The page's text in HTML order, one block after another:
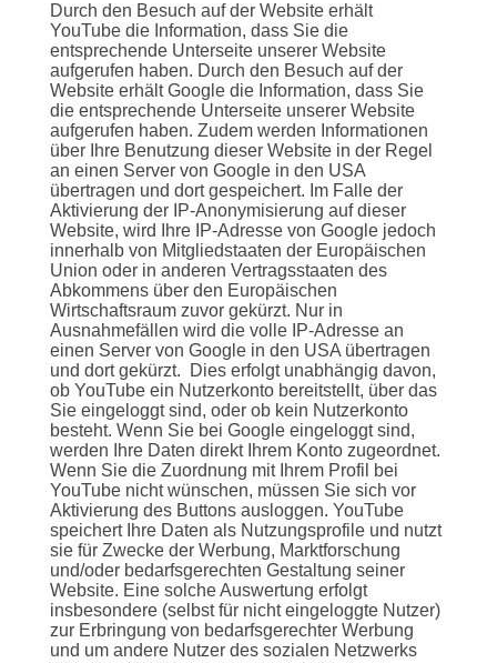
Durch den Besuch auf der Website erhält
YouTube die Information, dass Sie die
entsprechende Unterseite unserer Website
aufgerufen haben. Durch den Besuch auf der
Website erhält Google die Information, dass Sie
die entsprechende Unterseite unserer Website
aufgerufen haben. Zudem werden Informationen
über Ihre Benutzung dieser Website in der Regel
an einen Server von Google in den USA
übertragen und dort gespeichert. Im Falle der
Aktivierung der IP-Anonymisierung auf dieser
Website, wird Ihre IP-Adresse von Google jedoch
innerhalb von Mitgliedstaaten der Europäischen
Union oder in anderen Vertragsstaaten des
Abkommens über den Europäischen
Wirtschaftsraum zuvor gekürzt. Nur in
Ausnahmefällen wird die volle IP-Adresse an
einen Server von Google in den USA übertragen
und dort gekürzt. Dies erfolgt unabhängig davon,
ob YouTube ein Nutzerkonto bereitstellt, über das
Sie eingeloggt sind, oder ob kein Nutzerkonto
besteht. Wenn Sie bei Google eingeloggt sind,
werden Ihre Daten direkt Ihrem Konto zugeordnet.
Wenn Sie die Zuordnung mit Ihrem Profil bei
YouTube nicht wünschen, müssen Sie sich vor
Aktivierung des Buttons ausloggen. YouTube
speichert Ihre Daten als Nutzungsprofile und nutzt
sie für Zwecke der Werbung, Marktforschung
und/oder bedarfsgerechten Gestaltung seiner
Website. Eine solche Auswertung erfolgt
insbesondere (selbst für nicht eingeloggte Nutzer)
zur Erbringung von bedarfsgerechter Werbung
und um andere Nutzer des sozialen Netzwerks